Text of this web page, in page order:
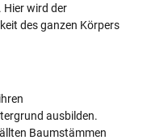
Hier wird der
des ganzen Körpers
ausbilden.
Baumstämmen